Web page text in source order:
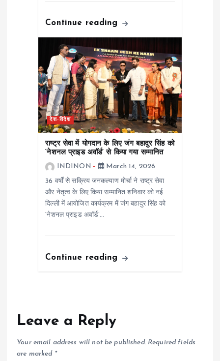
Continue reading
देश-विदेश
राष्ट्र सेवा में योगदान के लिए जंग बहादुर सिंह को
‘नेशनल प्राइड अवॉर्ड’ से किया गया सम्मानित
INDINON
March 14, 2026
36 वर्षों से सक्रिय जनकल्याण मोर्चा ने राष्ट्र सेवा
और नेतृत्व के लिए किया सम्मानित शनिवार को नई
दिल्ली में आयोजित कार्यक्रम में जंग बहादुर सिंह को
‘नेशनल प्राइड अवॉर्ड’…
Continue reading
Leave a Reply
Your email address will not be published. Required fields
are marked *